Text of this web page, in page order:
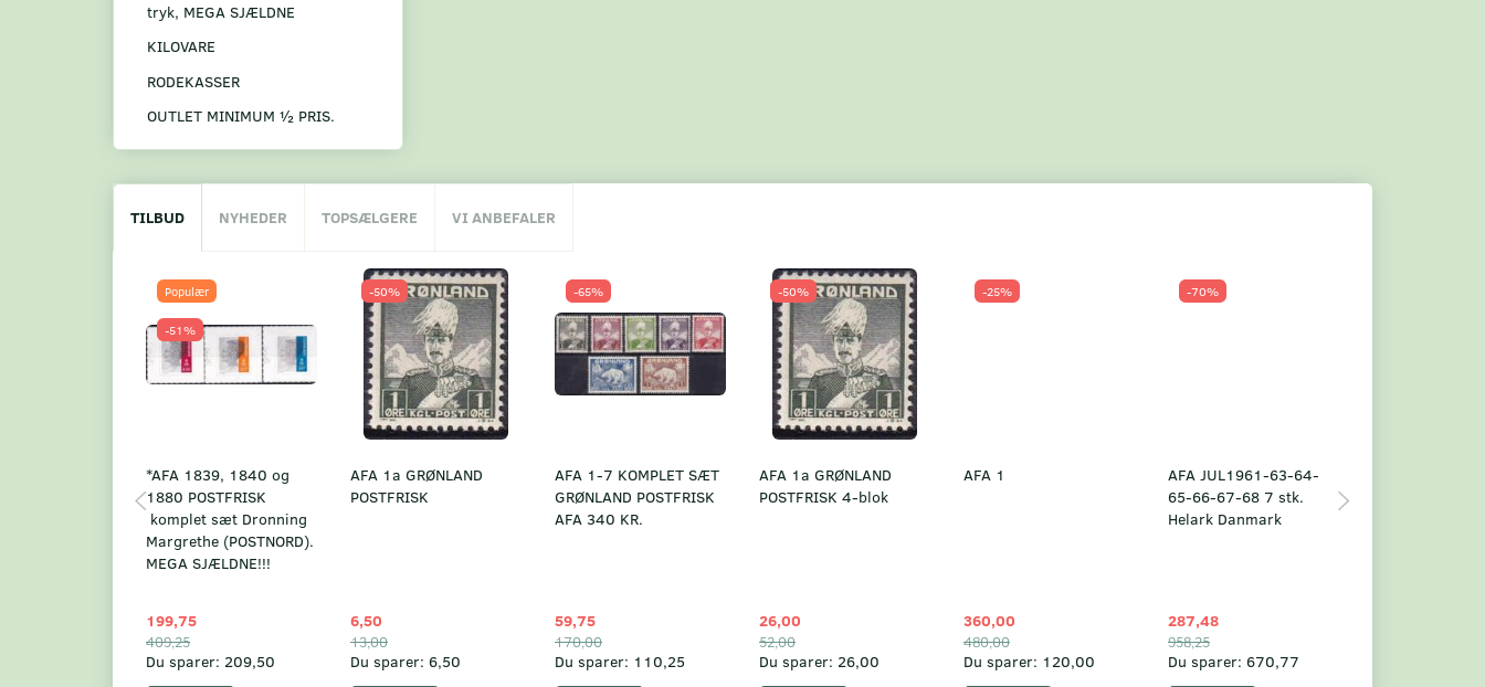
tryk, MEGA SJÆLDNE
KILOVARE
RODEKASSER
OUTLET MINIMUM ½ PRIS.
TILBUD NYHEDER TOPSÆLGERE VI ANBEFALER
Populær
-51%
*AFA 1839, 1840 og
1880 POSTFRISK
komplet sæt Dronning
Margrethe (POSTNORD).
MEGA SJÆLDNE!!!
199,75
409,25
Du sparer: 209,50
-50%
AFA 1a GRØNLAND
POSTFRISK
6,50
13,00
Du sparer: 6,50
-65%
AFA 1-7 KOMPLET SÆT
GRØNLAND POSTFRISK
AFA 340 KR.
59,75
170,00
Du sparer: 110,25
-50%
AFA 1a GRØNLAND
POSTFRISK 4-blok
26,00
52,00
Du sparer: 26,00
-25%
AFA 1
360,00
480,00
Du sparer: 120,00
-70%
AFA JUL1961-63-64-
65-66-67-68 7 stk.
Helark Danmark
287,48
958,25
Du sparer: 670,77